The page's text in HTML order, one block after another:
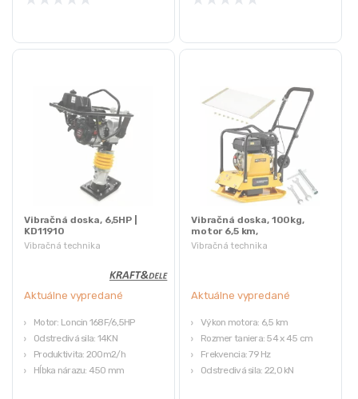
Vibračná technika
Vibračná doska, 6,5HP |
KD11910
Aktuálne vypredané
Motor: Loncin 168F/6,5HP
Odstredivá sila: 14KN
Produktivita: 200m2/h
Hĺbka nárazu: 450 mm
Vibračná technika
Vibračná doska, 100kg,
motor 6,5 km,
Schwartzmann | SCH-
Aktuálne vypredané
Výkon motora: 6,5 km
Rozmer taniera: 54 x 45 cm
Frekvencia: 79 Hz
Odstredivá sila: 22,0 kN